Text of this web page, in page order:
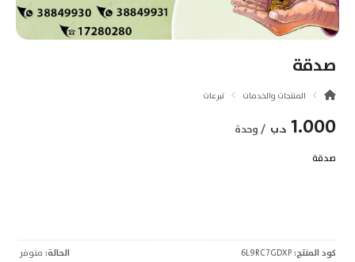
صدقة
المنتجات والخدمات تبرعات
1.000 د.ب / وحدة
صدقة
كود المنتج: الحالة: متوفر